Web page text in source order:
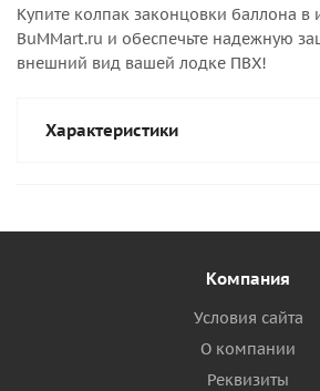
Купите колпак законцовки баллона в
BuMMart.ru и обеспечьте надежную
внешний вид вашей лодке ПВХ!
Характеристики
Компания
Условия сайта
О компании
Реквизиты